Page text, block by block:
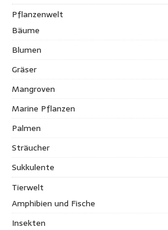
Pflanzenwelt
Bäume
Blumen
Gräser
Mangroven
Marine Pflanzen
Palmen
Sträucher
Sukkulente
Tierwelt
Amphibien und Fische
Insekten